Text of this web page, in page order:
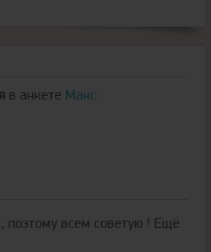
в анкете Макс
поэтому всем советую ! Ещё